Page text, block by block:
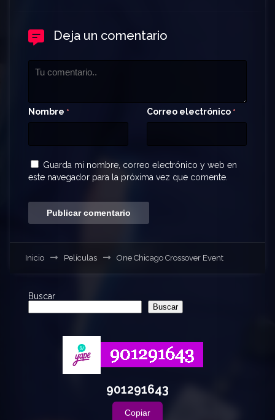
Deja un comentario
Nombre * Correo electrónico *
Guarda mi nombre, correo electrónico y web en
este navegador para la próxima vez que comente.
Inicio Películas One Chicago Crossover Event
Buscar
Buscar
901291643
Copiar